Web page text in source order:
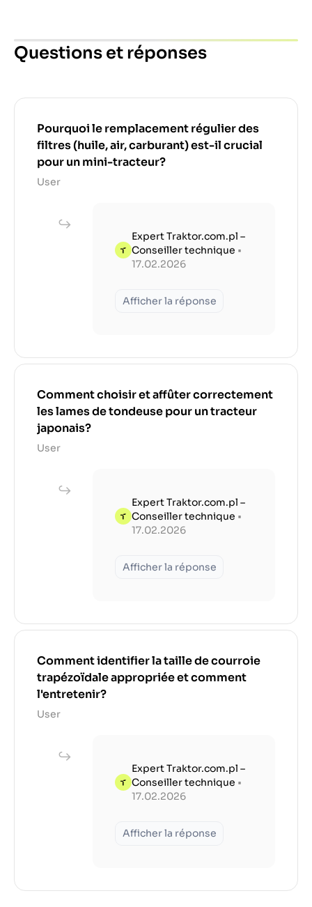
Questions et réponses
Pourquoi le remplacement régulier des
filtres (huile, air, carburant) est-il crucial
pour un mini-tracteur?
User
Expert Traktor.com.pl –
Conseiller technique •
17.02.2026
Afficher la réponse
Comment choisir et affûter correctement
les lames de tondeuse pour un tracteur
japonais?
User
Expert Traktor.com.pl –
Conseiller technique •
17.02.2026
Afficher la réponse
Comment identifier la taille de courroie
trapézoïdale appropriée et comment
l'entretenir?
User
Expert Traktor.com.pl –
Conseiller technique •
17.02.2026
Afficher la réponse